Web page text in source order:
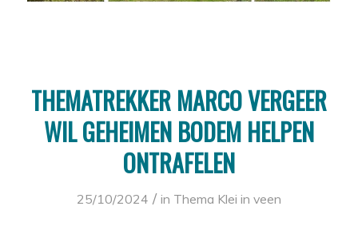
THEMATREKKER MARCO VERGEER
WIL GEHEIMEN BODEM HELPEN
ONTRAFELEN
25/10/2024 / in Thema Klei in veen